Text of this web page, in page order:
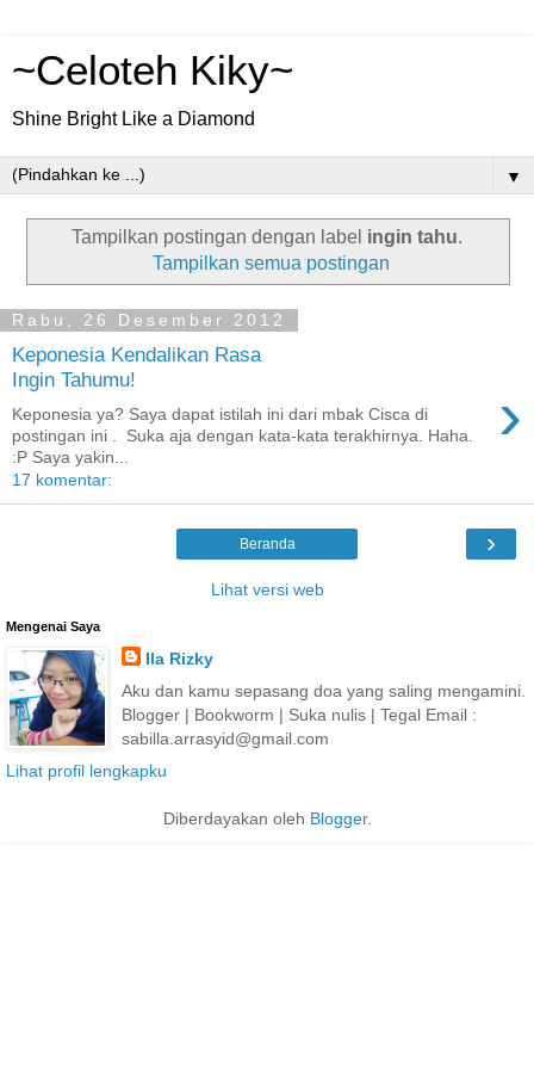
~Celoteh Kiky~
Shine Bright Like a Diamond
▼
Tampilkan postingan dengan label ingin tahu.
Tampilkan semua postingan
Rabu, 26 Desember 2012
Keponesia Kendalikan Rasa
Ingin Tahumu!
›
Keponesia ya? Saya dapat istilah ini dari mbak Cisca di
postingan ini . Suka aja dengan kata-kata terakhirnya. Haha.
:P Saya yakin...
17 komentar:
›
Beranda
Lihat versi web
Mengenai Saya
Ila Rizky
Aku dan kamu sepasang doa yang saling mengamini.
Blogger | Bookworm | Suka nulis | Tegal Email :
sabilla.arrasyid@gmail.com
Lihat profil lengkapku
Diberdayakan oleh Blogger.